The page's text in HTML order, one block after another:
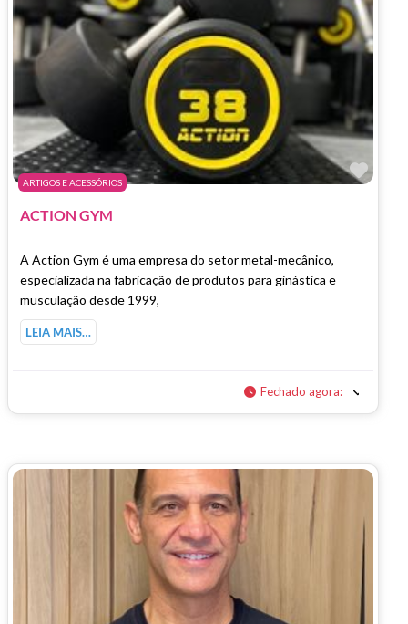
ARTIGOS E ACESSÓRIOS
ACTION GYM
A Action Gym é uma empresa do setor metal-mecânico,
especializada na fabricação de produtos para ginástica e
musculação desde 1999,
LEIA MAIS…
Fechado agora: